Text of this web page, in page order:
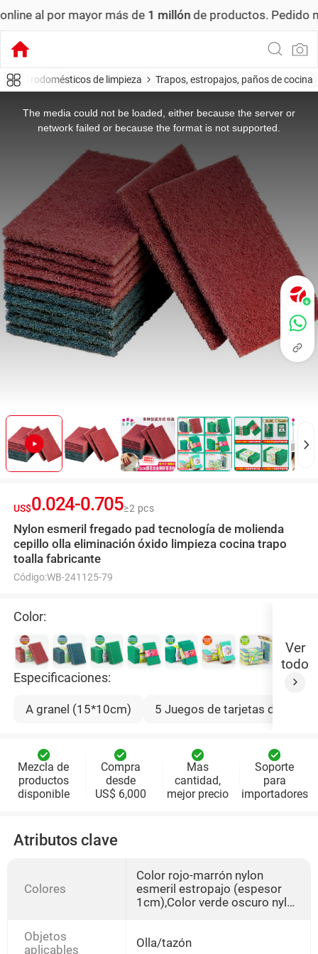
más de 1 millónde productos. Pedido mínimo: US$
Electrodomésticos de limpieza Trapos, estropajos, paños de cocina
The media could not be loaded, either because the server or
network failed or because the format is not supported.
US$0.024-0.705≥2 pcs
Nylon esmeril fregado pad tecnología de molienda
cepillo olla eliminación óxido limpieza cocina trapo
toalla fabricante
Código:WB-241125-79
Color:
Especificaciones:
A granel (15*10cm) 5 Juegos de tarjetas de
Ver
todo
Mezcla de
productos
disponible
Compra
desde
US$ 6,000
Mas
cantidad,
mejor precio
Soporte
para
importadores
Atributos clave
Colores
Color rojo-marrón nylon
esmeril estropajo (espesor
1cm),Color verde oscuro nylon
poliéster verde (espesor 0,8
Objetos
aplicables
Olla/tazón